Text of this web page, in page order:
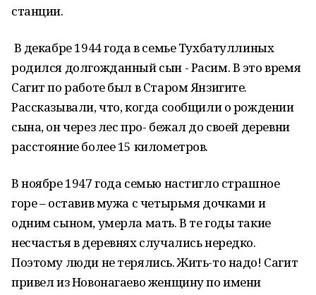
станции.
В декабре 1944 года в семье Тухбатуллиных
родился долгожданный сын - Расим. В это время
Сагит по работе был в Старом Янзигите.
Рассказывали, что, когда сообщили о рождении
сына, он через лес про- бежал до своей деревни
расстояние более 15 километров.
В ноябре 1947 года семью настигло страшное
горе – оставив мужа с четырьмя дочками и
одним сыном, умерла мать. В те годы такие
несчастья в деревнях случались нередко.
Поэтому люди не терялись. Жить-то надо! Сагит
привел из Новонагаево женщину по имени